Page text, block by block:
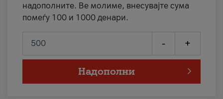
надополните. Ве молиме, внесувајте сума
помеѓу 100 и 1000 денари.
- +
Надополни